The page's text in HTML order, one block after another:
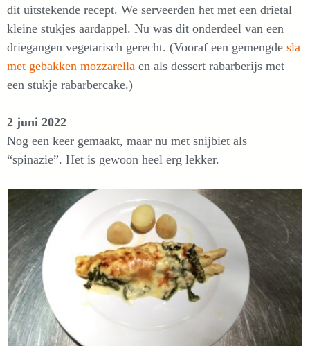
dit uitstekende recept. We serveerden het met een drietal
kleine stukjes aardappel. Nu was dit onderdeel van een
driegangen vegetarisch gerecht. (Vooraf een gemengde sla
met gebakken mozzarella en als dessert rabarberijs met
een stukje rabarbercake.)
2 juni 2022
Nog een keer gemaakt, maar nu met snijbiet als
“spinazie”. Het is gewoon heel erg lekker.